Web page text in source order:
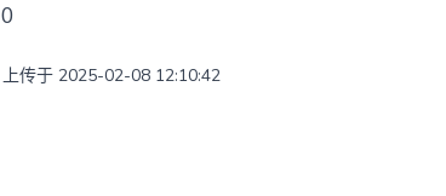
0
上传于 2025-02-08 12:10:42